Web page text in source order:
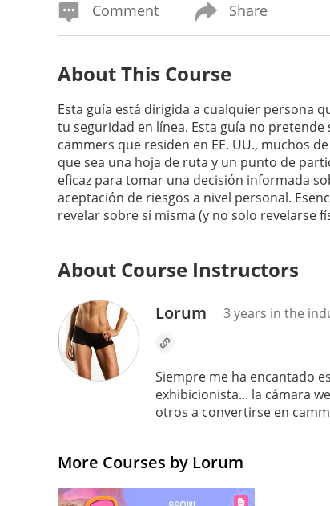
Comment Share
About This Course
Esta guía está dirigida a cualquier persona
tu seguridad en línea. Esta guía no
cammers que residen en EE. UU., muchos
que sea una hoja de ruta y un punto de
eficaz para tomar una decisión informada
aceptación de riesgos a nivel personal.
revelar sobre sí misma (y no solo revelarse
About Course Instructors
Lorum 3 years in the
Siempre me ha encantado
exhibicionista... la cámara
otros a convertirse en
More Courses by Lorum